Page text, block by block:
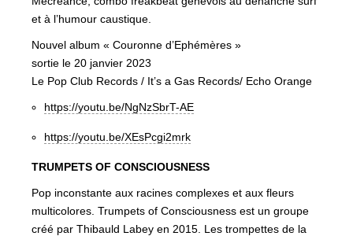
et à l’humour caustique.
Nouvel album « Couronne d’Ephémères »
sortie le 20 janvier 2023
Le Pop Club Records / It’s a Gas Records/ Echo Orange
https://youtu.be/NgNzSbrT-AE
https://youtu.be/XEsPcgi2mrk
TRUMPETS OF CONSCIOUSNESS
Pop inconstante aux racines complexes et aux fleurs
multicolores. Trumpets of Consciousness est un groupe
créé par Thibauld Labey en 2015. Les trompettes de la